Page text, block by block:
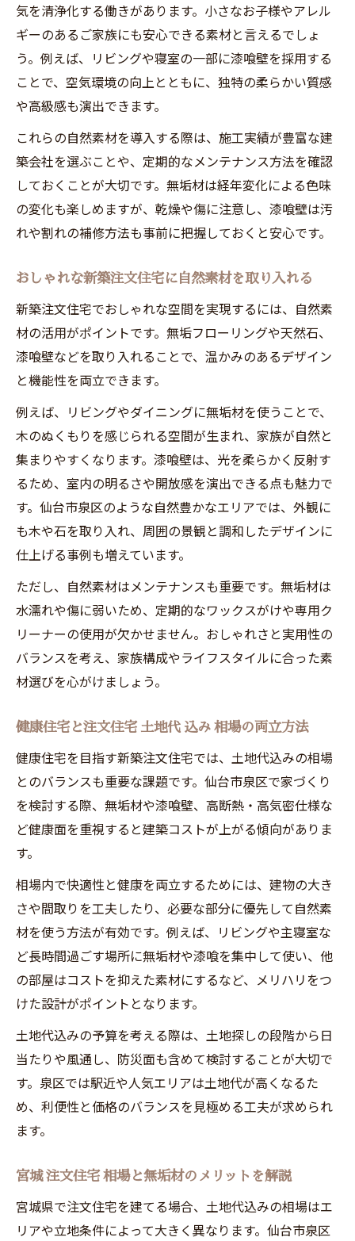
気を清浄化する働きがあります。小さなお子様やアレル
ギーのあるご家族にも安心できる素材と言えるでしょ
う。例えば、リビングや寝室の一部に漆喰壁を採用する
ことで、空気環境の向上とともに、独特の柔らかい質感
や高級感も演出できます。
これらの自然素材を導入する際は、施工実績が豊富な建
築会社を選ぶことや、定期的なメンテナンス方法を確認
しておくことが大切です。無垢材は経年変化による色味
の変化も楽しめますが、乾燥や傷に注意し、漆喰壁は汚
れや割れの補修方法も事前に把握しておくと安心です。
おしゃれな新築注文住宅に自然素材を取り入れる
新築注文住宅でおしゃれな空間を実現するには、自然素
材の活用がポイントです。無垢フローリングや天然石、
漆喰壁などを取り入れることで、温かみのあるデザイン
と機能性を両立できます。
例えば、リビングやダイニングに無垢材を使うことで、
木のぬくもりを感じられる空間が生まれ、家族が自然と
集まりやすくなります。漆喰壁は、光を柔らかく反射す
るため、室内の明るさや開放感を演出できる点も魅力で
す。仙台市泉区のような自然豊かなエリアでは、外観に
も木や石を取り入れ、周囲の景観と調和したデザインに
仕上げる事例も増えています。
ただし、自然素材はメンテナンスも重要です。無垢材は
水濡れや傷に弱いため、定期的なワックスがけや専用ク
リーナーの使用が欠かせません。おしゃれさと実用性の
バランスを考え、家族構成やライフスタイルに合った素
材選びを心がけましょう。
健康住宅と注文住宅 土地代 込み 相場の両立方法
健康住宅を目指す新築注文住宅では、土地代込みの相場
とのバランスも重要な課題です。仙台市泉区で家づくり
を検討する際、無垢材や漆喰壁、高断熱・高気密仕様な
ど健康面を重視すると建築コストが上がる傾向がありま
す。
相場内で快適性と健康を両立するためには、建物の大き
さや間取りを工夫したり、必要な部分に優先して自然素
材を使う方法が有効です。例えば、リビングや主寝室な
ど長時間過ごす場所に無垢材や漆喰を集中して使い、他
の部屋はコストを抑えた素材にするなど、メリハリをつ
けた設計がポイントとなります。
土地代込みの予算を考える際は、土地探しの段階から日
当たりや風通し、防災面も含めて検討することが大切で
す。泉区では駅近や人気エリアは土地代が高くなるた
め、利便性と価格のバランスを見極める工夫が求められ
ます。
宮城 注文住宅 相場と無垢材のメリットを解説
宮城県で注文住宅を建てる場合、土地代込みの相場はエ
リアや立地条件によって大きく異なります。仙台市泉区